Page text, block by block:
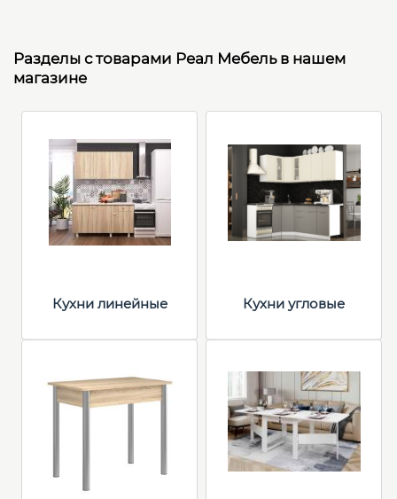
Разделы с товарами Реал Мебель в нашем
магазине
Кухни линейные Кухни угловые